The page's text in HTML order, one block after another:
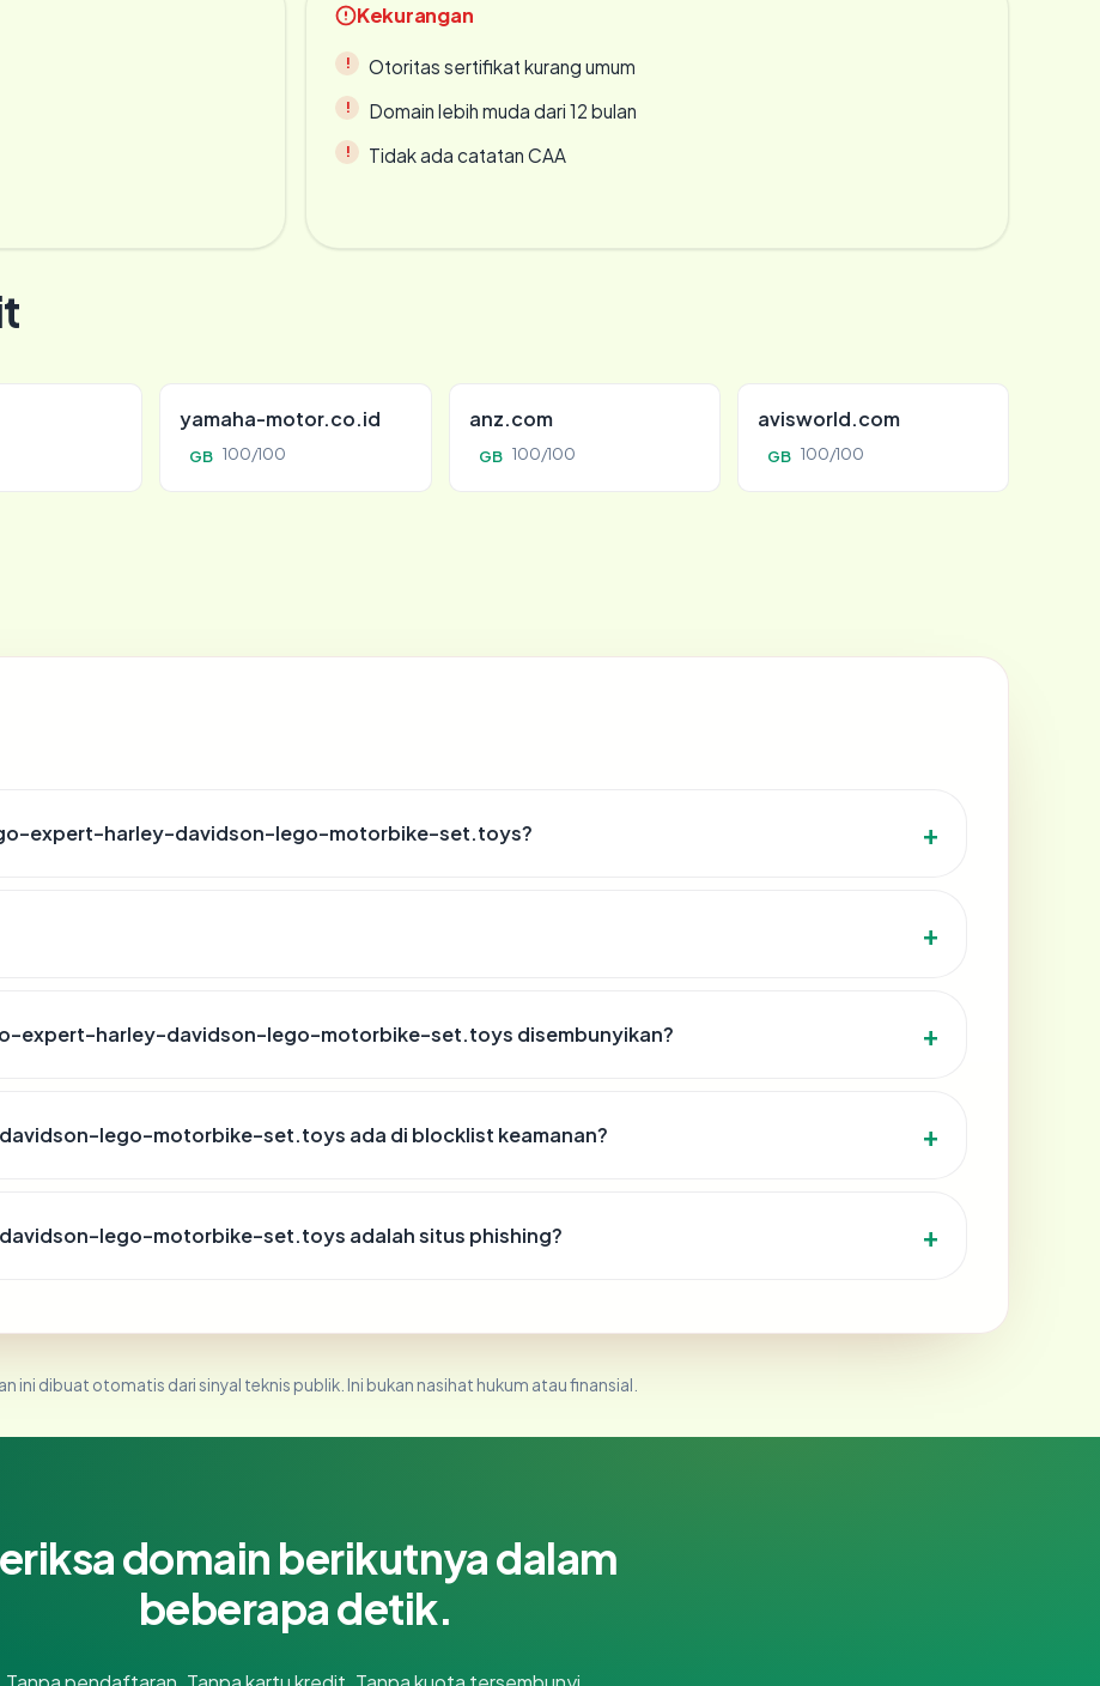
Kekurangan
Otoritas sertifikat kurang umum
Domain lebih muda dari 12 bulan
Tidak ada catatan CAA
yamaha-motor.co.id
GB 100/100
anz.com
GB 100/100
avisworld.com
GB 100/100
expert-harley-davidson-lego-motorbike-set.toys?
expert-harley-davidson-lego-motorbike-set.toys disembunyikan?
lego-motorbike-set.toys ada di blocklist keamanan?
lego-motorbike-set.toys adalah situs phishing?
ini dibuat otomatis dari sinyal teknis publik. Ini bukan nasihat hukum atau finansial.
domain berikutnya dalam
beberapa detik.